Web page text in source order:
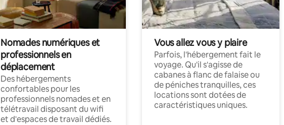
Nomades numériques et
professionnels en
déplacement
Des hébergements
confortables pour les
professionnels nomades et en
télétravail disposant du wifi
et d'espaces de travail dédiés.
Vous allez vous y plaire
Parfois, l'hébergement fait le
voyage. Qu'il s'agisse de
cabanes à flanc de falaise ou
de péniches tranquilles, ces
locations sont dotées de
caractéristiques uniques.